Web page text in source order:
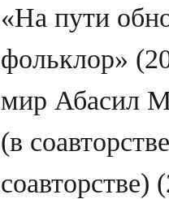
«На пути
фольклор»
мир Абасил
(в